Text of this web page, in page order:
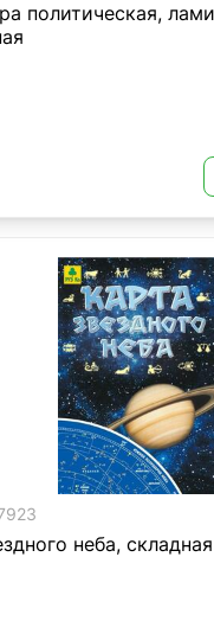
политическая,
неба, складная